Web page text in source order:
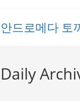
안드로메다 토
Daily